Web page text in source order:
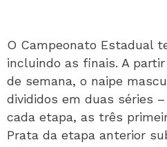
O Campeonato Estadual
incluindo as finais. A
de semana, o naipe
divididos em duas séries
cada etapa, as três
Prata da etapa anterior